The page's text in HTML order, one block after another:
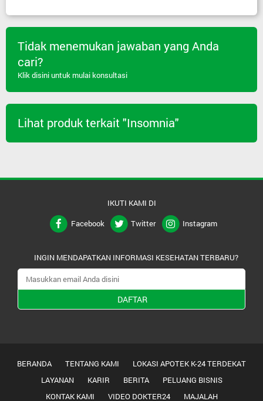
Tidak menemukan jawaban yang Anda
cari?
Klik disini untuk mulai konsultasi
Lihat produk terkait "Insomnia"
IKUTI KAMI DI
Facebook
Twitter Instagram
INGIN MENDAPATKAN INFORMASI KESEHATAN TERBARU?
DAFTAR
BERANDA TENTANG KAMI
LOKASI APOTEK K-24 TERDEKAT
LAYANAN
KARIR BERITA
PELUANG BISNIS
KONTAK KAMI
VIDEO DOKTER24 MAJALAH